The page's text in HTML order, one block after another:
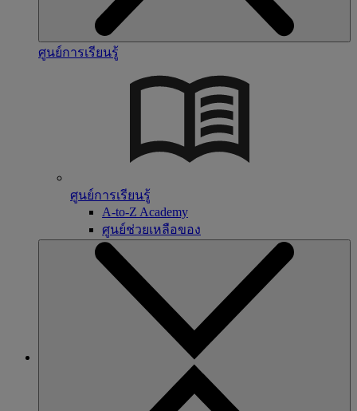
ศูนย์การเรียนรู้
ศูนย์การเรียนรู้
A-to-Z Academy
ศูนย์ช่วยเหลือของ